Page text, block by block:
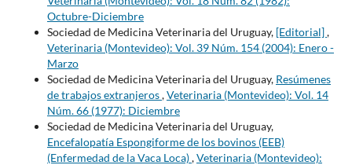
Octubre-Diciembre
Sociedad de Medicina Veterinaria del Uruguay, [Editorial],
Veterinaria (Montevideo): Vol. 39 Núm. 154 (2004): Enero -
Marzo
Sociedad de Medicina Veterinaria del Uruguay, Resúmenes
de trabajos extranjeros,Veterinaria (Montevideo): Vol. 14
Núm. 66 (1977): Diciembre
Sociedad de Medicina Veterinaria del Uruguay,
Encefalopatía Espongiforme de los bovinos (EEB)
(Enfermedad de la Vaca Loca),Veterinaria (Montevideo):